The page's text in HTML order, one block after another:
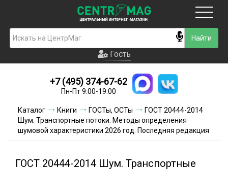
Гость
Новинки
Условия доставки
Условия оплаты
Гость
+7 (495) 374-67-62
Пн-Пт 9:00-19:00
Каталог Книги ГОСТы, ОСТы
ГОСТ 20444-2014
Шум. Транспортные потоки. Методы определения
шумовой характеристики 2026 год. Последняя редакция
ГОСТ 20444-2014 Шум. Транспортные